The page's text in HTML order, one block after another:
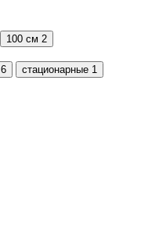
100 см 2
6 стационарные 1